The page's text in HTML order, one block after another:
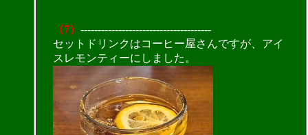
（7） --------------------------------------
セットドリンクはコーヒー屋さんですが、アイ
スレモンティーにしました。